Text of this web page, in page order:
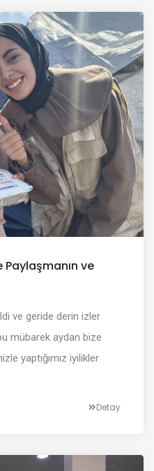
Paylaşmanın ve
ve geride derin izler
mübarek aydan bize
yaptığımız iyilikler
Detay